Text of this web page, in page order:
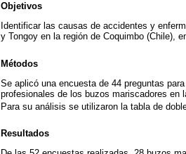
Objetivos
Identificar las causas de accidentes y
y Tongoy en la región de Coquimbo (Chile),
Métodos
Se aplicó una encuesta de 44 preguntas
profesionales de los buzos mariscadores en
Para su análisis se utilizaron la tabla de
Resultados